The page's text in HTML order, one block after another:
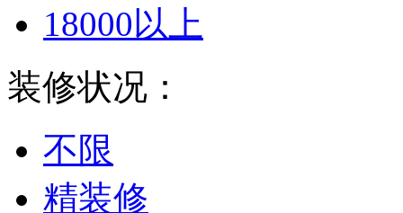
18000以上
装修状况：
不限
精装修